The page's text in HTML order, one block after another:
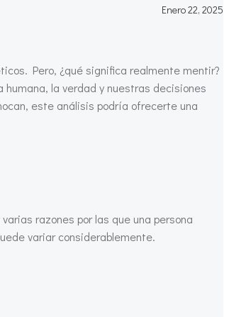
Enero 22, 2025
Pero, ¿qué significa realmente mentir?
humana, la verdad y nuestras decisiones
este análisis podría ofrecerte una
razones por las que una persona
variar considerablemente.